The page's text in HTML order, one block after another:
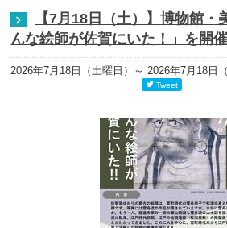
【7月18日（土）】博物館・
んな絵師が佐賀にいた！」を開
2026年7月18日（土曜日） ～ 2026年7月18日
Tweet